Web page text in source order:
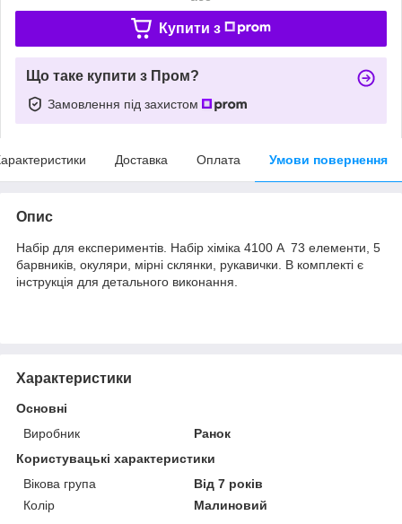
Купити з
Що таке купити з Пром?
Замовлення під захистом
Доставка Оплата Умови повернення
Опис
Набір для експериментів. Набір хіміка 4100 A 73 елементи, 5
барвників, окуляри, мірні склянки, рукавички. В комплекті є
інструкція для детального виконання.
Характеристики
Основні
Виробник
Ранок
Користувацькi характеристики
Вікова група
Від 7 років
Колір
Малиновий